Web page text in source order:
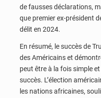
de fausses déclarations,
que premier ex-président
délit en 2024.
En résumé, le succès de
des Américains et
peut être à la fois simple
succès. L’élection
les nations africaines,